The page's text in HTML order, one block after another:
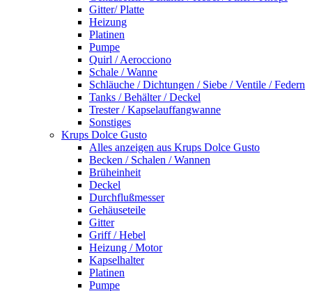
Gitter/ Platte
Heizung
Platinen
Pumpe
Quirl / Aerocciono
Schale / Wanne
Schläuche / Dichtungen / Siebe / Ventile / Federn
Tanks / Behälter / Deckel
Trester / Kapselauffangwanne
Sonstiges
Krups Dolce Gusto
Alles anzeigen aus Krups Dolce Gusto
Becken / Schalen / Wannen
Brüheinheit
Deckel
Durchflußmesser
Gehäuseteile
Gitter
Griff / Hebel
Heizung / Motor
Kapselhalter
Platinen
Pumpe